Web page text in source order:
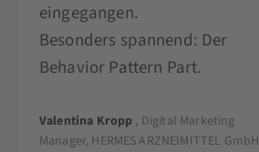
eingegangen.
Besonders spannend: Der
Behavior Pattern Part.
Valentina Kropp , Digital Marketing
Manager, HERMES ARZNEIMITTEL GmbH